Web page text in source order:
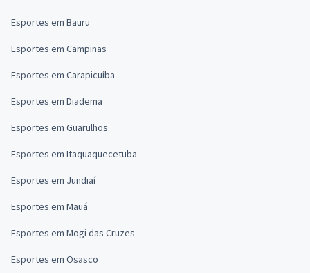
Esportes em Bauru
Esportes em Campinas
Esportes em Carapicuíba
Esportes em Diadema
Esportes em Guarulhos
Esportes em Itaquaquecetuba
Esportes em Jundiaí
Esportes em Mauá
Esportes em Mogi das Cruzes
Esportes em Osasco